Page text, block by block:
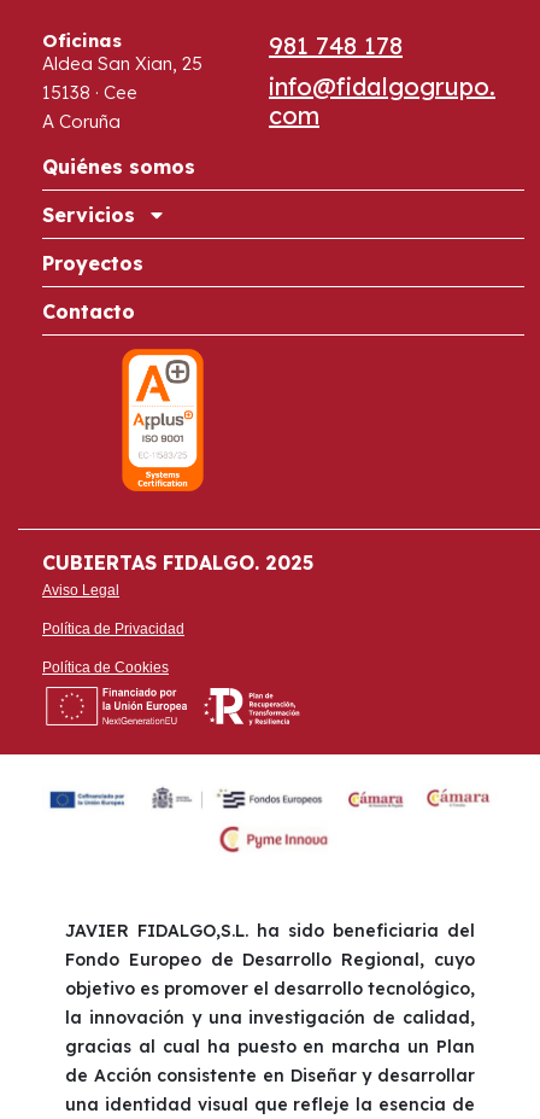
Oficinas
Aldea San Xian, 25
15138 · Cee
A Coruña
981 748 178
info@fidalgogrupo.
com
Quiénes somos
Servicios
Proyectos
Contacto
CUBIERTAS FIDALGO. 2025
Aviso Legal
Política de Privacidad
Política de Cookies
JAVIER FIDALGO,S.L. ha sido beneficiaria del
Fondo Europeo de Desarrollo Regional, cuyo
objetivo es promover el desarrollo tecnológico,
la innovación y una investigación de calidad,
gracias al cual ha puesto en marcha un Plan
de Acción consistente en Diseñar y desarrollar
una identidad visual que refleje la esencia de